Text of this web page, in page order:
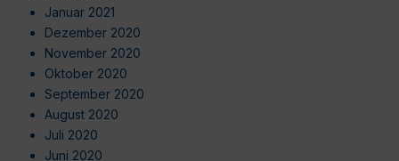
Januar 2021
Dezember 2020
November 2020
Oktober 2020
September 2020
August 2020
Juli 2020
Juni 2020